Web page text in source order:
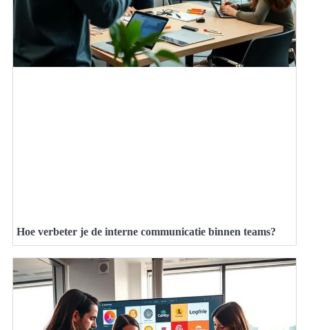
Hoe verbeter je de interne communicatie binnen teams?